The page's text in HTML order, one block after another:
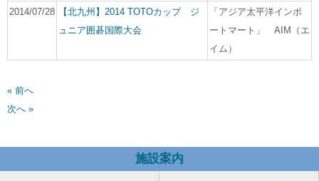
2014/07/28
【北九州】2014 TOTOカップ ジ
ュニア囲碁国際大会
「アジア太平洋インポ
ートマート」 AIM（エ
イム）
« 前へ
次へ »
施設案内